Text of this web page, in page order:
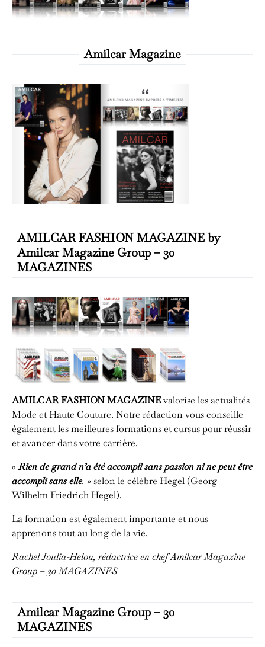
Amilcar Magazine
AMILCAR FASHION MAGAZINE by
Amilcar Magazine Group – 30
MAGAZINES
AMILCAR FASHION MAGAZINEvalorise les actualités
Mode et Haute Couture. Notre rédaction vous conseille
également les meilleures formations et cursus pour réussir
et avancer dans votre carrière.
«Rien de grand n’a été accompli sans passion ni ne peut être
accompli sans elle. » selon le célèbre Hegel (Georg
Wilhelm Friedrich Hegel).
La formation est également importante et nous
apprenons tout au long de la vie.
Rachel Joulia-Helou, rédactrice en chefAmilcar Magazine
Group – 30 MAGAZINES
Amilcar Magazine Group – 30
MAGAZINES